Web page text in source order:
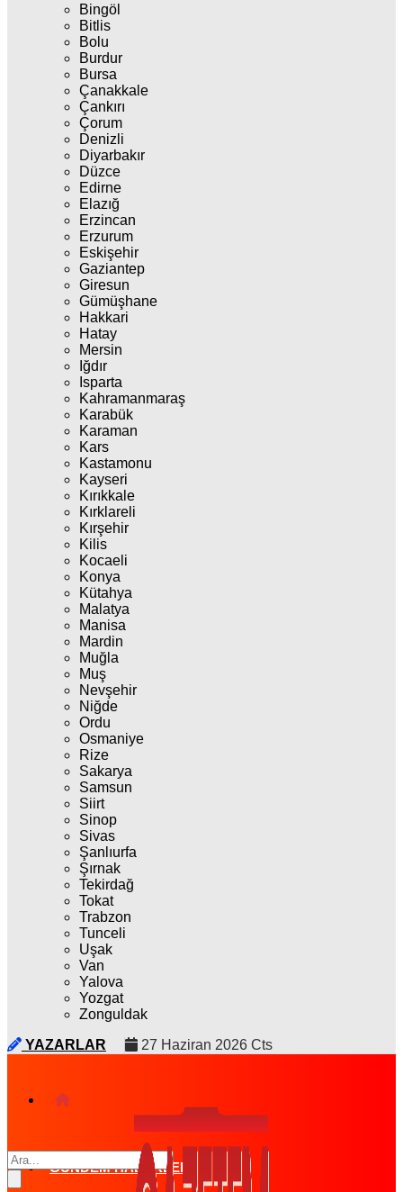
Bingöl
Bitlis
Bolu
Burdur
Bursa
Çanakkale
Çankırı
Çorum
Denizli
Diyarbakır
Düzce
Edirne
Elazığ
Erzincan
Erzurum
Eskişehir
Gaziantep
Giresun
Gümüşhane
Hakkari
Hatay
Mersin
Iğdır
Isparta
Kahramanmaraş
Karabük
Karaman
Kars
Kastamonu
Kayseri
Kırıkkale
Kırklareli
Kırşehir
Kilis
Kocaeli
Konya
Kütahya
Malatya
Manisa
Mardin
Muğla
Muş
Nevşehir
Niğde
Ordu
Osmaniye
Rize
Sakarya
Samsun
Siirt
Sinop
Sivas
Şanlıurfa
Şırnak
Tekirdağ
Tokat
Trabzon
Tunceli
Uşak
Van
Yalova
Yozgat
Zonguldak
YAZARLAR
27 Haziran 2026 Cts
GÜNDEM HABERLERI